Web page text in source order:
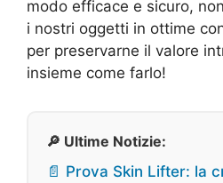
modo efficace e sicuro,
i nostri oggetti in ottime
per preservarne il valore
insieme come farlo!
🔎 Ultime Notizie:
📄 Prova Skin Lifter: la